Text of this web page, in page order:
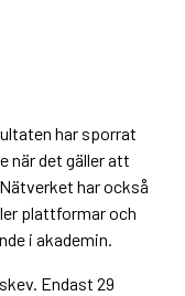
har sporrat
när det gäller att
har också
plattformar och
i akademin.
Endast 29